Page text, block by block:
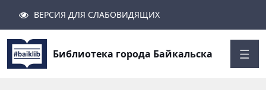
Поиск
Найти
ВЕРСИЯ ДЛЯ СЛАБОВИДЯЩИХ
Библиотека города Байкальска